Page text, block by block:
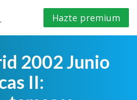
Hazte premium
2002 Junio
II: